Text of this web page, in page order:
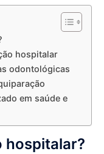
hospitalar
odontológicas
em saúde e
hospitalar?